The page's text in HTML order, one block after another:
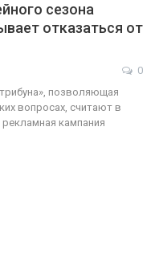
сезона
отказаться от
0
позволяющая
вопросах, считают в
кампания